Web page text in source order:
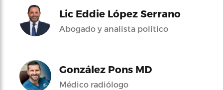
Lic Eddie López Serrano
Abogado y analista político
González Pons MD
Médico radiólogo